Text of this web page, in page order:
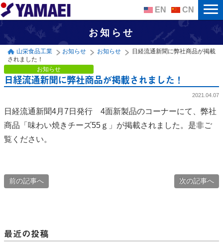
EN CN
お知らせ
山栄食品工業 お知らせ お知らせ
日経流通新聞に弊社商品が掲載
されました！
お知らせ
日経流通新聞に弊社商品が掲載されました！
2021.04.07
日経流通新聞4月7日発行 4面新製品のコーナーにて、弊社
商品「味わい焼きチーズ55ｇ」が掲載されました。是非ご
覧ください。
前の記事へ 次の記事へ
最近の投稿